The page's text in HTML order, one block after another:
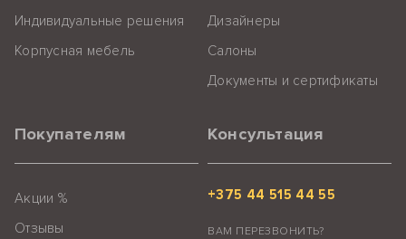
Индивидуальные решения
Корпусная мебель
Дизайнеры
Салоны
Документы и сертификаты
Покупателям
Акции %
Отзывы
Консультация
+375 44 515 44 55
ВАМ ПЕРЕЗВОНИТЬ?